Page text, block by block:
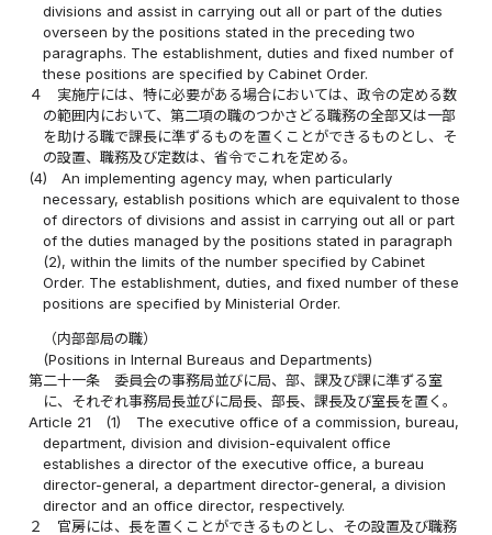
divisions and assist in carrying out all or part of the duties
overseen by the positions stated in the preceding two
paragraphs. The establishment, duties and fixed number of
these positions are specified by Cabinet Order.
４
実施庁には、特に必要がある場合においては、政令の定める数
の範囲内において、第二項の職のつかさどる職務の全部又は一部
を助ける職で課長に準ずるものを置くことができるものとし、そ
の設置、職務及び定数は、省令でこれを定める。
(4)
An implementing agency may, when particularly
necessary, establish positions which are equivalent to those
of directors of divisions and assist in carrying out all or part
of the duties managed by the positions stated in paragraph
(2), within the limits of the number specified by Cabinet
Order. The establishment, duties, and fixed number of these
positions are specified by Ministerial Order.
（内部部局の職）
(Positions in Internal Bureaus and Departments)
第二十一条
委員会の事務局並びに局、部、課及び課に準ずる室
に、それぞれ事務局長並びに局長、部長、課長及び室長を置く。
Article 21
(1)
The executive office of a commission, bureau,
department, division and division-equivalent office
establishes a director of the executive office, a bureau
director-general, a department director-general, a division
director and an office director, respectively.
２
官房には、長を置くことができるものとし、その設置及び職務